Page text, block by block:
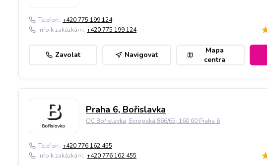
Telefon: +420 775 199 124
Info k zakázkám: +420 775 199 124
Zavolat Navigovat
Mapa
centra
Praha 6, Bořislavka
OC Bořislavka, Evropská 866/65, 160 00 Praha 6
Telefon: +420 776 162 455
Info k zakázkám: +420 776 162 455